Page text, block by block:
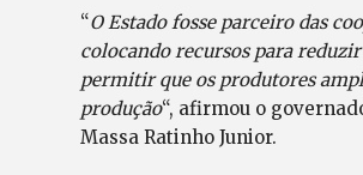
“O Estado fosse parceiro das
colocando recursos para
permitir que os produtores
produção“, afirmou o
Massa Ratinho Junior.